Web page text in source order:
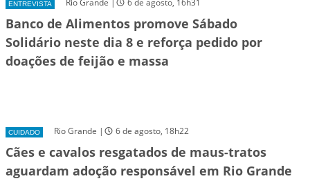
ENTREVISTA Rio Grande | 6 de agosto, 16h31
Banco de Alimentos promove Sábado
Solidário neste dia 8 e reforça pedido por
doações de feijão e massa
CUIDADO Rio Grande | 6 de agosto, 18h22
Cães e cavalos resgatados de maus-tratos
aguardam adoção responsável em Rio Grande